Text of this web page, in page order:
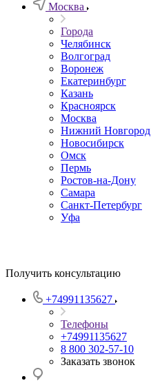
Москва
Города
Челябинск
Волгоград
Воронеж
Екатеринбург
Казань
Красноярск
Москва
Нижний Новгород
Новосибирск
Омск
Пермь
Ростов-на-Дону
Самара
Санкт-Петербург
Уфа
Получить консультацию
+74991135627
Телефоны
+74991135627
8 800 302-57-10
Заказать звонок